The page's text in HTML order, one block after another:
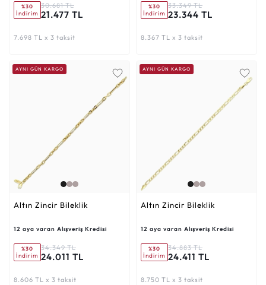
%30
İndirim
30.681 TL
21.477 TL
7.698 TL x 3 taksit
%30
İndirim
33.349 TL
23.344 TL
8.367 TL x 3 taksit
AYNI GÜN KARGO
Altın Zincir Bileklik
12 aya varan Alışveriş Kredisi
%30
İndirim
34.349 TL
24.011 TL
8.606 TL x 3 taksit
AYNI GÜN KARGO
Altın Zincir Bileklik
12 aya varan Alışveriş Kredisi
%30
İndirim
34.883 TL
24.411 TL
8.750 TL x 3 taksit